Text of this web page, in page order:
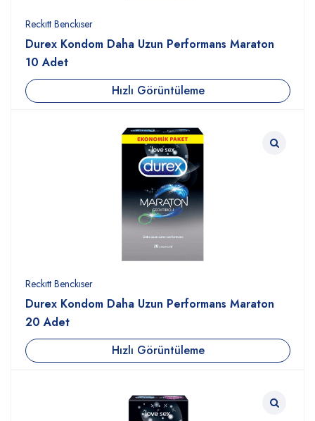
Reckıtt Benckıser
Durex Kondom Daha Uzun Performans Maraton
10 Adet
Hızlı Görüntüleme
Reckıtt Benckıser
Durex Kondom Daha Uzun Performans Maraton
20 Adet
Hızlı Görüntüleme